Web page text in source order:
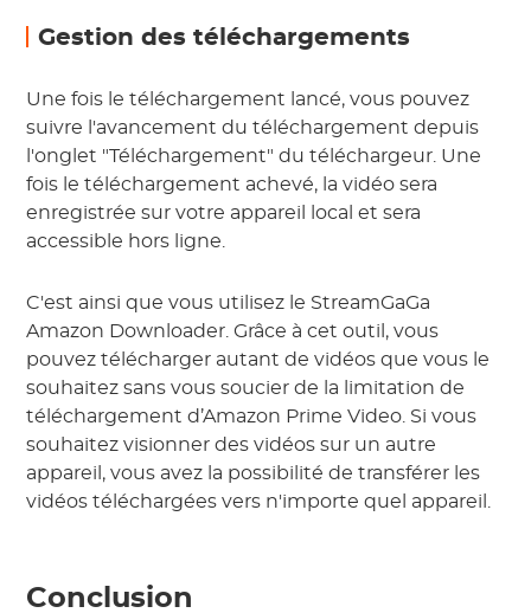
Gestion des téléchargements
Une fois le téléchargement lancé, vous pouvez
suivre l'avancement du téléchargement depuis
l'onglet "Téléchargement" du téléchargeur. Une
fois le téléchargement achevé, la vidéo sera
enregistrée sur votre appareil local et sera
accessible hors ligne.
C'est ainsi que vous utilisez le StreamGaGa
Amazon Downloader. Grâce à cet outil, vous
pouvez télécharger autant de vidéos que vous le
souhaitez sans vous soucier de la limitation de
téléchargement d’Amazon Prime Video. Si vous
souhaitez visionner des vidéos sur un autre
appareil, vous avez la possibilité de transférer les
vidéos téléchargées vers n'importe quel appareil.
Conclusion